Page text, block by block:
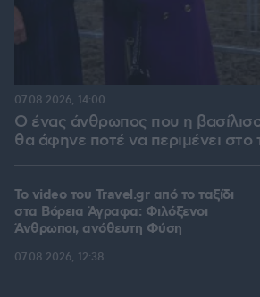
Ο ένας άνθρωπος που η
θα άφηνε ποτέ να περιμένει
07.08.2026, 14:00
To video του Travel.gr από το ταξίδι
στα Βόρεια Άγραφα: Φιλόξενοι
Άνθρωποι, ανόθευτη Φύση
07.08.2026, 12:38